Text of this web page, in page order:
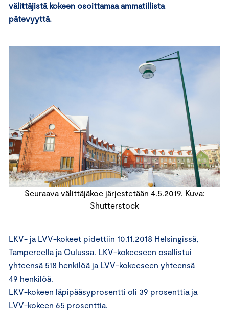
välittäjistä kokeen osoittamaa ammatillista
pätevyyttä.
Seuraava välittäjäkoe järjestetään 4.5.2019. Kuva:
Shutterstock
LKV- ja LVV-kokeet pidettiin 10.11.2018 Helsingissä,
Tampereella ja Oulussa. LKV-kokeeseen osallistui
yhteensä 518 henkilöä ja LVV-kokeeseen yhteensä
49 henkilöä.
LKV-kokeen läpipääsyprosentti oli 39 prosenttia ja
LVV-kokeen 65 prosenttia.